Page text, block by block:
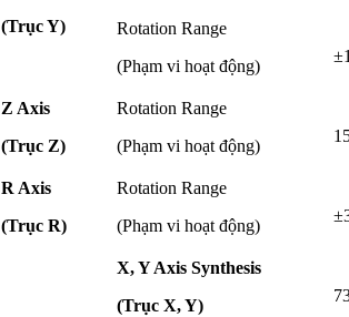
(Trục Y)
Rotation Range
(Phạm vi hoạt động)
Z Axis
(Trục Z)
Rotation Range
(Phạm vi hoạt động)
R Axis
(Trục R)
Rotation Range
(Phạm vi hoạt động)
X, Y Axis Synthesis
(Trục X, Y)